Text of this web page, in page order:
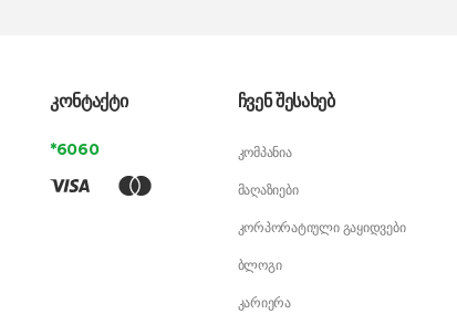
კონტაქტი
*6060
ჩვენ შესახებ
კომპანია
მაღაზიები
კორპორატიული გაყიდვები
ბლოგი
კარიერა